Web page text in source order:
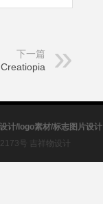
下一篇
Creatiopia
计/logo素材/标志图片设计
号 吉祥物设计